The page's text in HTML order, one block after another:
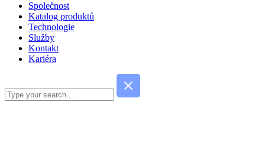
Společnost
Katalog produktů
Technologie
Služby
Kontakt
Kariéra